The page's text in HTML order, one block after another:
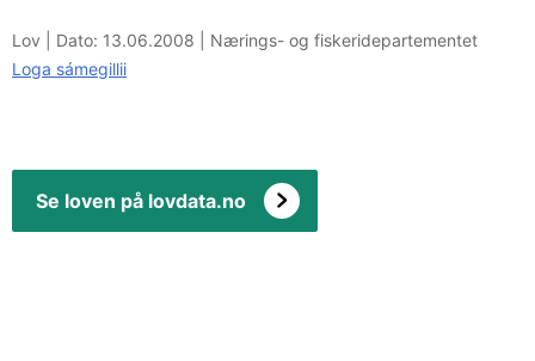
Lov | Dato: 13.06.2008
Nærings- og fiskeridepartementet
Loga sámegillii
Se loven på lovdata.no